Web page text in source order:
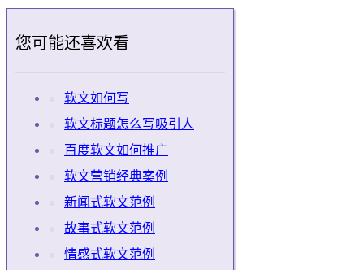
您可能还喜欢看
软文如何写
软文标题怎么写吸引人
百度软文如何推广
软文营销经典案例
新闻式软文范例
故事式软文范例
情感式软文范例